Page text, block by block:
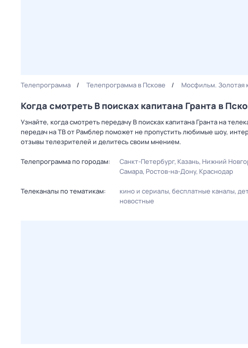
Телепрограмма Телепрограмма в Пскове Мосфильм. Золотая
Когда смотреть В поисках капитана Гранта в
Узнайте, когда смотреть передачу В поисках капитана Гранта на
передач на ТВ от Рамблер поможет не пропустить любимые шоу,
отзывы телезрителей и делитесь своим мнением.
Телепрограмма по городам: Санкт-Петербург Казань Нижний
Самара Ростов-на-Дону Краснодар
Телеканалы по тематикам: кино и сериалы бесплатные каналы
новостные